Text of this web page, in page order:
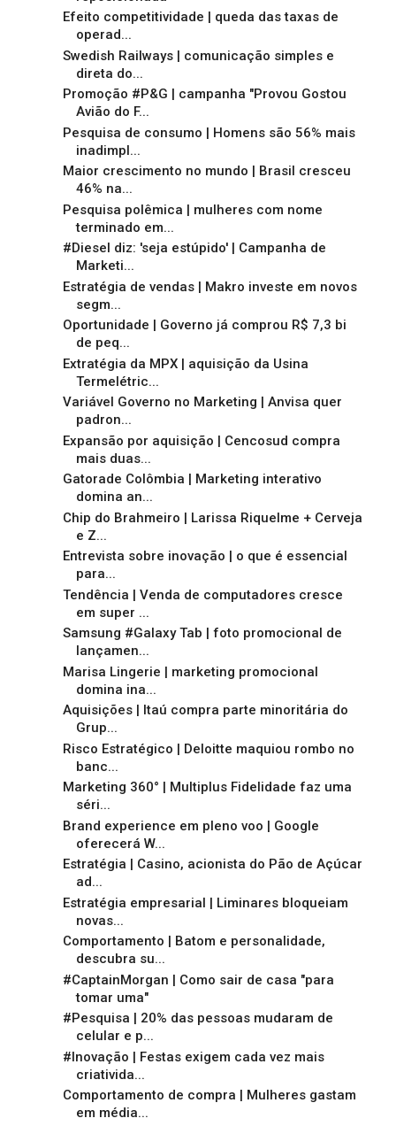
Efeito competitividade | queda das taxas de
operad...
Swedish Railways | comunicação simples e
direta do...
Promoção #P&G | campanha "Provou Gostou
Avião do F...
Pesquisa de consumo | Homens são 56% mais
inadimpl...
Maior crescimento no mundo | Brasil cresceu
46% na...
Pesquisa polêmica | mulheres com nome
terminado em...
#Diesel diz: 'seja estúpido' | Campanha de
Marketi...
Estratégia de vendas | Makro investe em novos
segm...
Oportunidade | Governo já comprou R$ 7,3 bi
de peq...
Extratégia da MPX | aquisição da Usina
Termelétric...
Variável Governo no Marketing | Anvisa quer
padron...
Expansão por aquisição | Cencosud compra
mais duas...
Gatorade Colômbia | Marketing interativo
domina an...
Chip do Brahmeiro | Larissa Riquelme + Cerveja
e Z...
Entrevista sobre inovação | o que é essencial
para...
Tendência | Venda de computadores cresce
em super ...
Samsung #Galaxy Tab | foto promocional de
lançamen...
Marisa Lingerie | marketing promocional
domina ina...
Aquisições | Itaú compra parte minoritária do
Grup...
Risco Estratégico | Deloitte maquiou rombo no
banc...
Marketing 360° | Multiplus Fidelidade faz uma
séri...
Brand experience em pleno voo | Google
oferecerá W...
Estratégia | Casino, acionista do Pão de Açúcar
ad...
Estratégia empresarial | Liminares bloqueiam
novas...
Comportamento | Batom e personalidade,
descubra su...
#CaptainMorgan | Como sair de casa "para
tomar uma"
#Pesquisa | 20% das pessoas mudaram de
celular e p...
#Inovação | Festas exigem cada vez mais
criativida...
Comportamento de compra | Mulheres gastam
em média...